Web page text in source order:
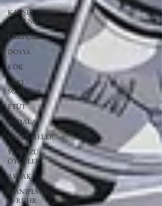
KARŞI-
KONUŞMALAR
EĞRİ ÇİZGİ
DOSYA
KÖK
HUO
SORUYOR
ETÜT
BUDALA
DEĞİNMELER
YERYÜZÜ
ÖYKÜLERİ
AKSAK
MANIFESTA
16 RUHR